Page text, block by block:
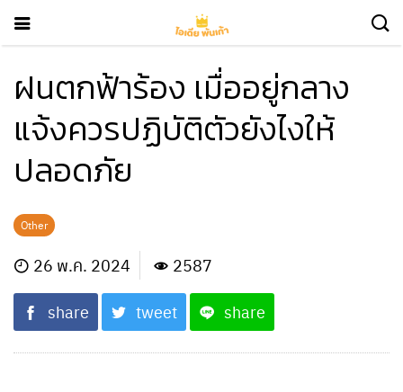
ฝนตกฟ้าร้อง เมื่ออยู่กลาง
แจ้งควรปฏิบัติตัวยังไงให้
ปลอดภัย
Other
26 พ.ค. 2024 2587
share tweet share